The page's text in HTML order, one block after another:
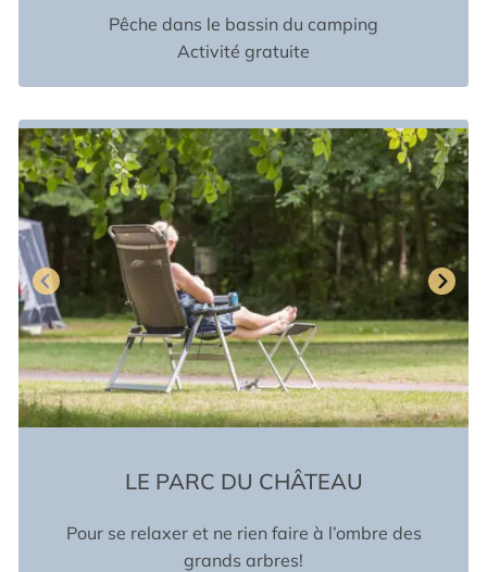
Pêche dans le bassin du camping
Activité gratuite
LE PARC DU CHÂTEAU
Pour se relaxer et ne rien faire à l’ombre des
grands arbres!